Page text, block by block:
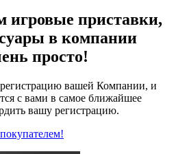
игровые приставки,
в компании
просто!
регистрацию вашей Компании, и
с вами в самое ближайшее
вашу регистрацию.